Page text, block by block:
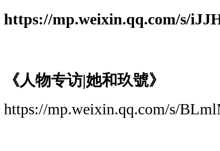
https://mp.weixin.qq.com/s/
《人物专访|她和玖號》
https://mp.weixin.qq.com/s/